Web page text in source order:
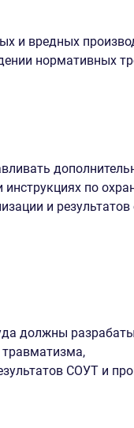
и вредных
нормативных
по
и результатов
должны
травматизма,
СОУТ и